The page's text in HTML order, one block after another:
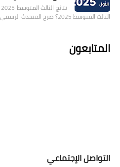
الثالث المتوسط 2025؟ صرح المتحدث الرسمي باسم وزارة الت…
المتابعون
التواصل الإجتماعي